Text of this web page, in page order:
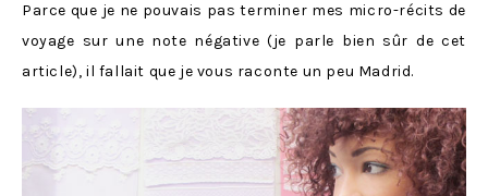
Parce que je ne pouvais pas terminer mes micro-récits de
voyage sur une note négative (je parle bien sûr de cet
article), il fallait que je vous raconte un peu Madrid.